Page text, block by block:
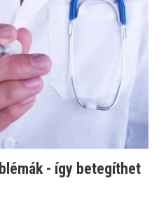
- így betegíthet